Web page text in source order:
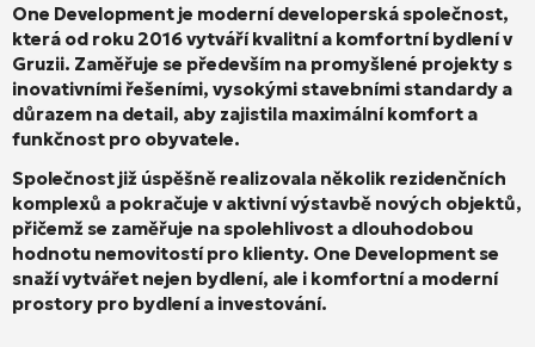
One Development je moderní developerská společnost,
která od roku 2016 vytváří kvalitní a komfortní bydlení v
Gruzii. Zaměřuje se především na promyšlené projekty s
inovativními řešeními, vysokými stavebními standardy a
důrazem na detail, aby zajistila maximální komfort a
funkčnost pro obyvatele.
Společnost již úspěšně realizovala několik rezidenčních
komplexů a pokračuje v aktivní výstavbě nových objektů,
přičemž se zaměřuje na spolehlivost a dlouhodobou
hodnotu nemovitostí pro klienty. One Development se
snaží vytvářet nejen bydlení, ale i komfortní a moderní
prostory pro bydlení a investování.